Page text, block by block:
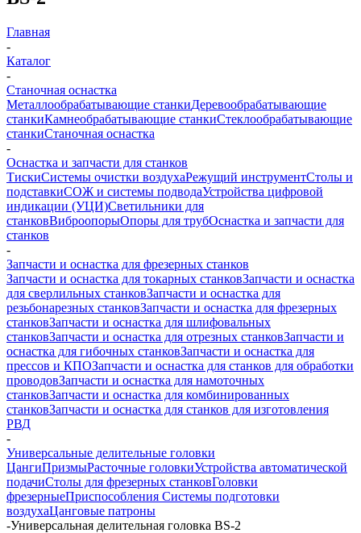
Главная
-
Каталог
-
Станочная оснастка
Металлообрабатывающие станкиДеревообрабатывающие
станкиКамнеобрабатывающие станкиСтеклообрабатывающие
станкиСтаночная оснастка
-
Оснастка и запчасти для станков
ТискиСистемы очистки воздухаРежущий инструментСтолы и
подставкиСОЖ и системы подводаУстройства цифровой
индикации (УЦИ)Светильники для
станковВиброопорыОпоры для трубОснастка и запчасти для
станков
-
Запчасти и оснастка для фрезерных станков
Запчасти и оснастка для токарных станковЗапчасти и оснастка
для сверлильных станковЗапчасти и оснастка для
резьбонарезных станковЗапчасти и оснастка для фрезерных
станковЗапчасти и оснастка для шлифовальных
станковЗапчасти и оснастка для отрезных станковЗапчасти и
оснастка для гибочных станковЗапчасти и оснастка для
прессов и КПОЗапчасти и оснастка для станков для обработки
проводовЗапчасти и оснастка для намоточных
станковЗапчасти и оснастка для комбинированных
станковЗапчасти и оснастка для станков для изготовления
РВД
-
Универсальные делительные головки
ЦангиПризмыРасточные головкиУстройства автоматической
подачиСтолы для фрезерных станковГоловки
фрезерныеПриспособления Системы подготовки
воздухаЦанговые патроны
-Универсальная делительная головка BS-2